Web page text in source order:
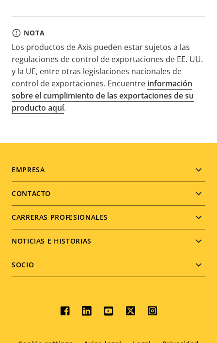
NOTA
Los productos de Axis pueden estar sujetos a las
regulaciones de control de exportaciones de EE. UU.
y la UE, entre otras legislaciones nacionales de
control de exportaciones. Encuentre información
sobre el cumplimiento de las exportaciones de su
producto aquí.
Footer
menu
EMPRESA
CONTACTO
CARRERAS PROFESIONALES
NOTICIAS E HISTORIAS
SOCIO
Social